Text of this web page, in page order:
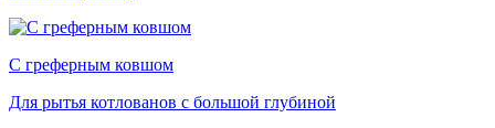
С греферным ковшом
Для рытья котлованов с большой глубиной